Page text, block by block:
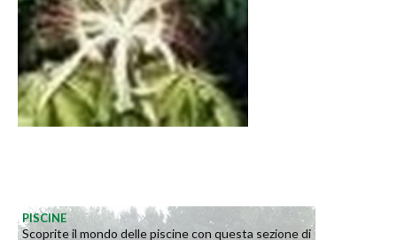
PISCINE
Scoprite il mondo delle piscine con questa sezione di